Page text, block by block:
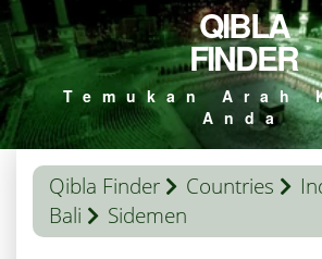
QIBLA
FINDER
Temukan
Anda
Qibla Finder Countries
Bali
Sidemen